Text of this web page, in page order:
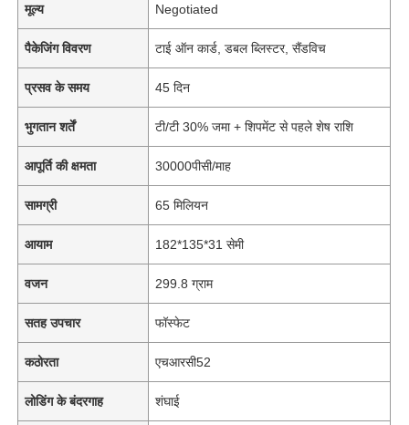
मूल्य Negotiated
पैकेजिंग विवरण टाई ऑन कार्ड, डबल ब्लिस्टर, सैंडविच
प्रसव के समय 45 दिन
भुगतान शर्तें टी/टी 30% जमा + शिपमेंट से पहले शेष राशि
आपूर्ति की क्षमता 30000पीसी/माह
सामग्री 65 मिलियन
आयाम 182*135*31 सेमी
वजन 299.8 ग्राम
सतह उपचार फॉस्फेट
कठोरता एचआरसी52
लोडिंग के बंदरगाह शंघाई